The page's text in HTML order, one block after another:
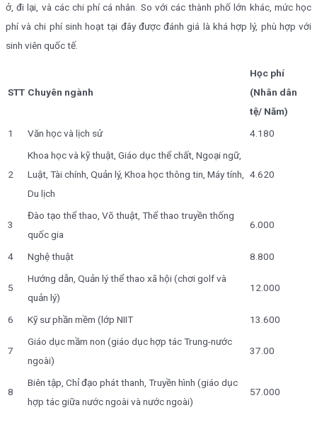
ở, đi lại, và các chi phí cá nhân. So với các thành phố lớn khác, mức học
phí và chi phí sinh hoạt tại đây được đánh giá là khá hợp lý, phù hợp với
sinh viên quốc tế.
STT Chuyên ngành
Học phí
(Nhân dân
tệ/ Năm)
1
Văn học và lịch sử 4.180
2
Khoa học và kỹ thuật, Giáo dục thể chất, Ngoại ngữ,
Luật, Tài chính, Quản lý, Khoa học thông tin, Máy tính,
Du lịch
4.620
3
Đào tạo thể thao, Võ thuật, Thể thao truyền thống
quốc gia
6.000
4 Nghệ thuật 8.800
5
Hướng dẫn, Quản lý thể thao xã hội (chơi golf và
quản lý)
12.000
6 Kỹ sư phần mềm (lớp NIIT 13.600
7
Giáo dục mầm non (giáo dục hợp tác Trung-nước
ngoài)
37.00
8
Biên tập, Chỉ đạo phát thanh, Truyền hình (giáo dục
hợp tác giữa nước ngoài và nước ngoài)
57.000